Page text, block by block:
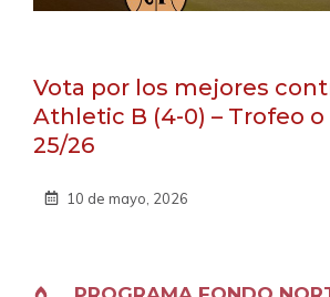
Vota por los mejores
Athletic B (4-0) – Trofeo o
25/26
10 de mayo, 2026